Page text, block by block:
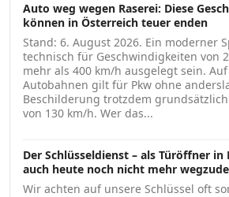
Auto weg wegen Raserei: Diese
können in Österreich teuer enden
Stand: 6. August 2026. Ein moderner
technisch für Geschwindigkeiten von
mehr als 400 km/h ausgelegt sein.
Autobahnen gilt für Pkw ohne
Beschilderung trotzdem
von 130 km/h. Wer das...
Der Schlüsseldienst – als Türöffner
auch heute noch nicht mehr
Wir achten auf unsere Schlüssel oft